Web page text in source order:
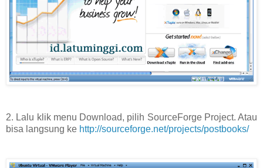
2. Lalu klik menu Download, pilih SourceForge Project. Atau
bisa langsung ke http://sourceforge.net/projects/postbooks/